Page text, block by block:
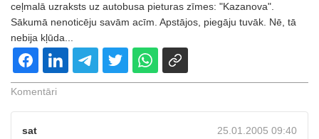
ceļmalā uzraksts uz autobusa pieturas zīmes: "Kazanova".
Sākumā nenoticēju savām acīm. Apstājos, piegāju tuvāk. Nē, tā
nebija kļūda...
Komentāri
25.01.2005 09:40
sat